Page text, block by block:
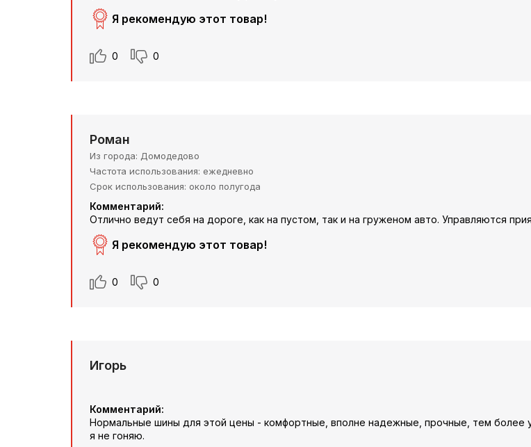
Я рекомендую этот товар!
0 0
Роман
Из города
Домодедово
Частота использования ежедневно
Срок использования около полугода
Комментарий:
Отлично ведут себя на дороге, как на пустом, так и на груженом авто. Управляются
Я рекомендую этот товар!
0 0
Игорь
Комментарий:
Нормальные шины для этой цены - комфортные, вполне надежные, прочные, тем более
я не гоняю.